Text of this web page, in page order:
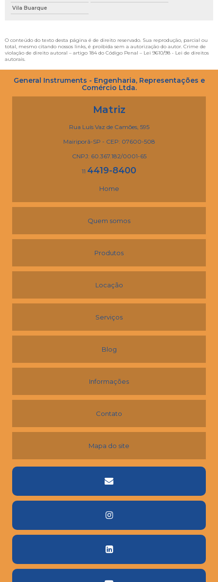
Vila Buarque
O conteúdo do texto desta página é de direito reservado. Sua reprodução, parcial ou
total, mesmo citando nossos links, é proibida sem a autorização do autor. Crime de
violação de direito autoral – artigo 184 do Código Penal – Lei 9610/98 - Lei de direitos
autorais.
General Instruments - Engenharia, Representações e
Comércio Ltda.
Matriz
Rua Luís Vaz de Camões, 595
Mairiporã-SP - CEP: 07600-508
CNPJ: 60.367.182/0001-65
11 4419-8400
Home
Quem somos
Produtos
Locação
Serviços
Blog
Informações
Contato
Mapa do site